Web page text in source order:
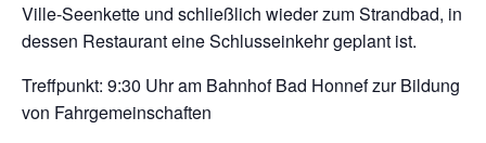
Ville-Seenkette und schließlich wieder zum Strandbad, in
dessen Restaurant eine Schlusseinkehr geplant ist.
Treffpunkt: 9:30 Uhr am Bahnhof Bad Honnef zur Bildung
von Fahrgemeinschaften